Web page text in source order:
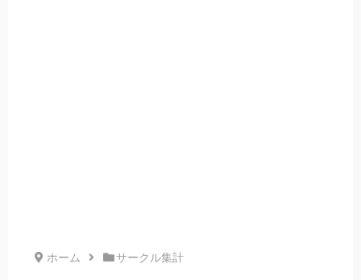
ホーム サークル集計